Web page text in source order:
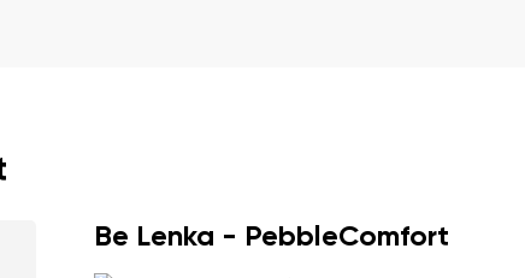
Be Lenka - PebbleComfort